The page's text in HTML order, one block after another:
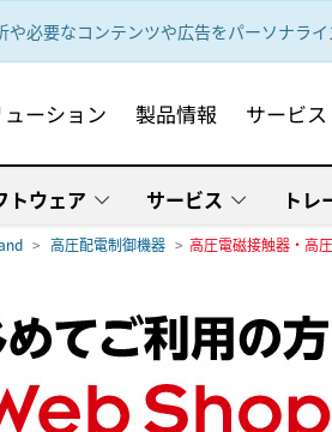
必要なコンテンツや広告をパーソナラ
ューション 製品情報 サービ
トウェア サービス トレ
高圧配電制御機器 高圧電磁接触器・高